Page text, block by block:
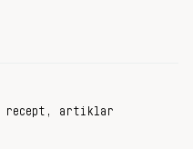
recept, artiklar